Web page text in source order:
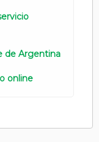
de Argentina
online